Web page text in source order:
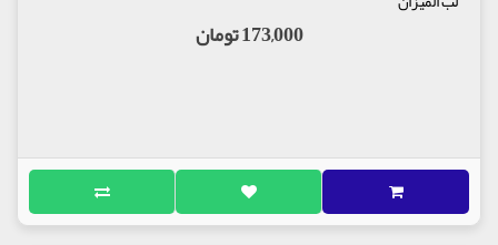
173,000 تومان